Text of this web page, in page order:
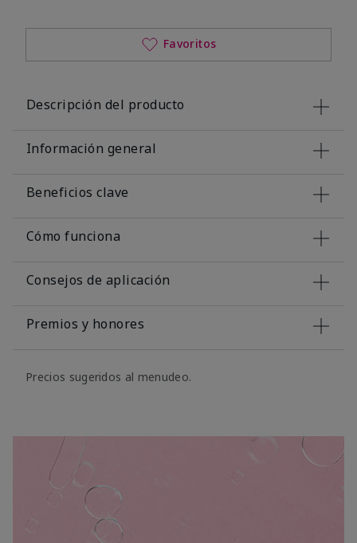
Favoritos
Descripción del producto
Información general
Beneficios clave
Cómo funciona
Consejos de aplicación
Premios y honores
Precios sugeridos al menudeo.